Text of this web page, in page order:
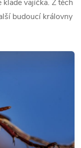
vajíčka. Z těch
budoucí královny